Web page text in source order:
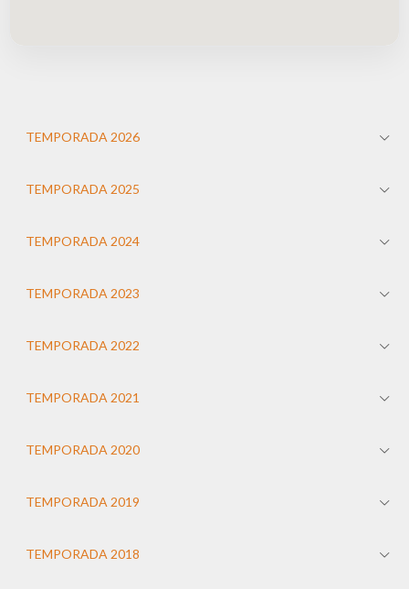
TEMPORADA 2026
TEMPORADA 2025
TEMPORADA 2024
TEMPORADA 2023
TEMPORADA 2022
TEMPORADA 2021
TEMPORADA 2020
TEMPORADA 2019
TEMPORADA 2018